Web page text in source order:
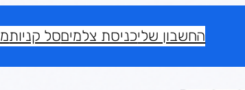
החשבון שליכניסת צלמיםסל קניות